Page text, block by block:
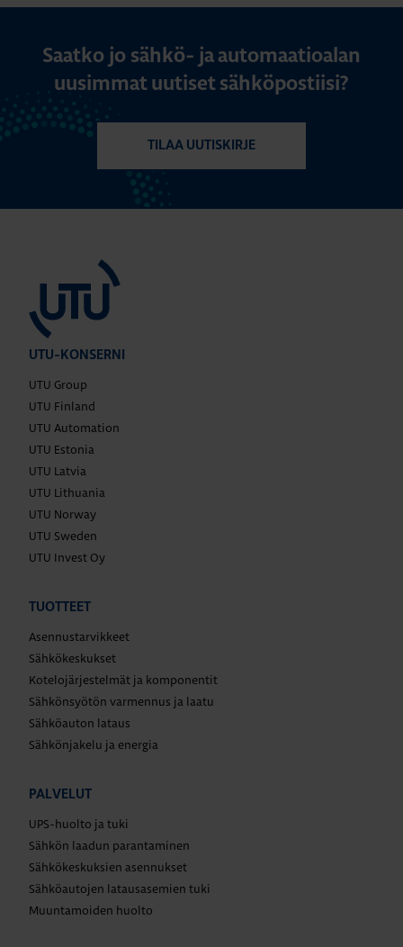
Saatko jo sähkö- ja automaatioalan
uusimmat uutiset sähköpostiisi?
TILAA UUTISKIRJE
UTU-KONSERNI
UTU Group
UTU Finland
UTU Automation
UTU Estonia
UTU Latvia
UTU Lithuania
UTU Norway
UTU Sweden
UTU Invest Oy
TUOTTEET
Asennustarvikkeet
Sähkökeskukset
Kotelojärjestelmät ja komponentit
Sähkönsyötön varmennus ja laatu
Sähköauton lataus
Sähkönjakelu ja energia
PALVELUT
UPS-huolto ja tuki
Sähkön laadun parantaminen
Sähkökeskuksien asennukset
Sähköautojen latausasemien tuki
Muuntamoiden huolto